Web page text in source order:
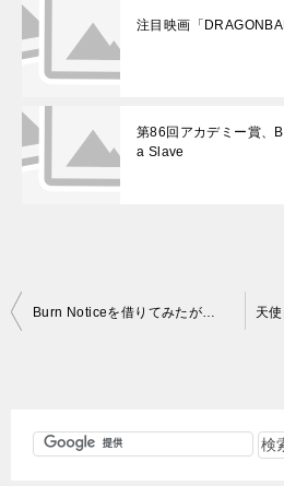
注目映画「
第86回アカデミー賞、
a Slave
投
Burn Noticeを借りてみたが…